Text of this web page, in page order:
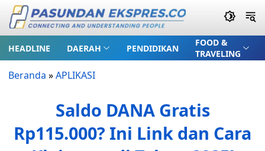
HEADLINE DAERAH PENDIDIKAN
FOOD &
TRAVELING
Beranda »APLIKASI
Saldo DANA Gratis
Rp115.000? Ini Link dan Cara